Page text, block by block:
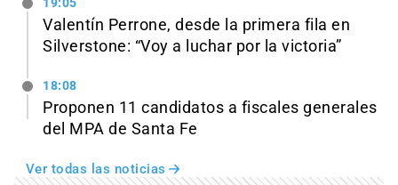
Valentín Perrone, desde la primera fila en
Silverstone: “Voy a luchar por la victoria”
18:08
Proponen 11 candidatos a fiscales generales
del MPA de Santa Fe
Ver todas las noticias